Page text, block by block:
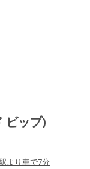
ビップ)
より車で7分